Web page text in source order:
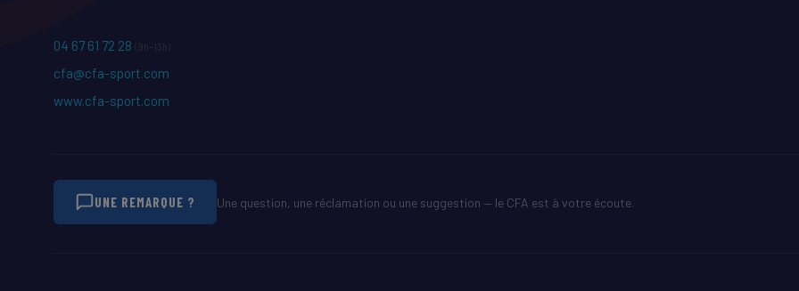
04 67 61 72 28 (9h–13h)
cfa@cfa-sport.com
www.cfa-sport.com
UNE REMARQUE ? Une question, une réclamation ou une suggestion — le CFA est à votre écoute.